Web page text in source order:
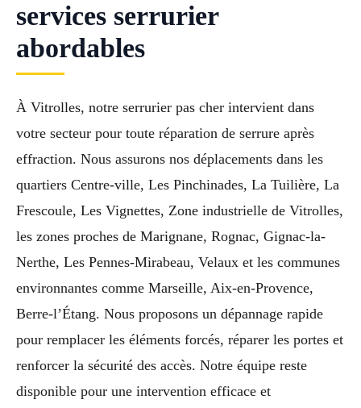
services serrurier
abordables
À Vitrolles, notre serrurier pas cher intervient dans
votre secteur pour toute réparation de serrure après
effraction. Nous assurons nos déplacements dans les
quartiers Centre-ville, Les Pinchinades, La Tuilière, La
Frescoule, Les Vignettes, Zone industrielle de Vitrolles,
les zones proches de Marignane, Rognac, Gignac-la-
Nerthe, Les Pennes-Mirabeau, Velaux et les communes
environnantes comme Marseille, Aix-en-Provence,
Berre-l’Étang. Nous proposons un dépannage rapide
pour remplacer les éléments forcés, réparer les portes et
renforcer la sécurité des accès. Notre équipe reste
disponible pour une intervention efficace et